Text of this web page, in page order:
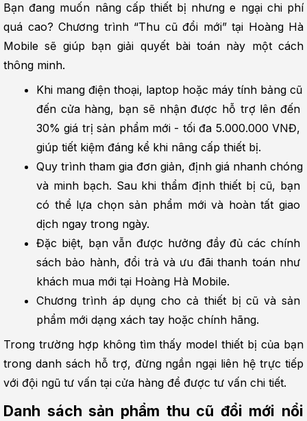
Bạn đang muốn nâng cấp thiết bị nhưng e ngại chi phí
quá cao? Chương trình “Thu cũ đổi mới” tại Hoàng Hà
Mobile sẽ giúp bạn giải quyết bài toán này một cách
thông minh.
Khi mang điện thoại, laptop hoặc máy tính bảng cũ
đến cửa hàng, bạn sẽ nhận được hỗ trợ lên đến
30% giá trị sản phẩm mới - tối đa 5.000.000 VNĐ,
giúp tiết kiệm đáng kể khi nâng cấp thiết bị.
Quy trình tham gia đơn giản, định giá nhanh chóng
và minh bạch. Sau khi thẩm định thiết bị cũ, bạn
có thể lựa chọn sản phẩm mới và hoàn tất giao
dịch ngay trong ngày.
Đặc biệt, bạn vẫn được hưởng đầy đủ các chính
sách bảo hành, đổi trả và ưu đãi thanh toán như
khách mua mới tại Hoàng Hà Mobile.
Chương trình áp dụng cho cả thiết bị cũ và sản
phẩm mới dạng xách tay hoặc chính hãng.
Trong trường hợp không tìm thấy model thiết bị của bạn
trong danh sách hỗ trợ, đừng ngần ngại liên hệ trực tiếp
với đội ngũ tư vấn tại cửa hàng để được tư vấn chi tiết.
Danh sách sản phẩm thu cũ đổi mới nổi